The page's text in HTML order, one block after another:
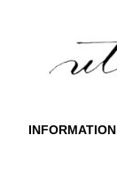
INFORMATION